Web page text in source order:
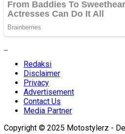
Redaksi
Disclaimer
Privacy
Advertisement
Contact Us
Media Partner
Copyright © 2025 Motostylerz -